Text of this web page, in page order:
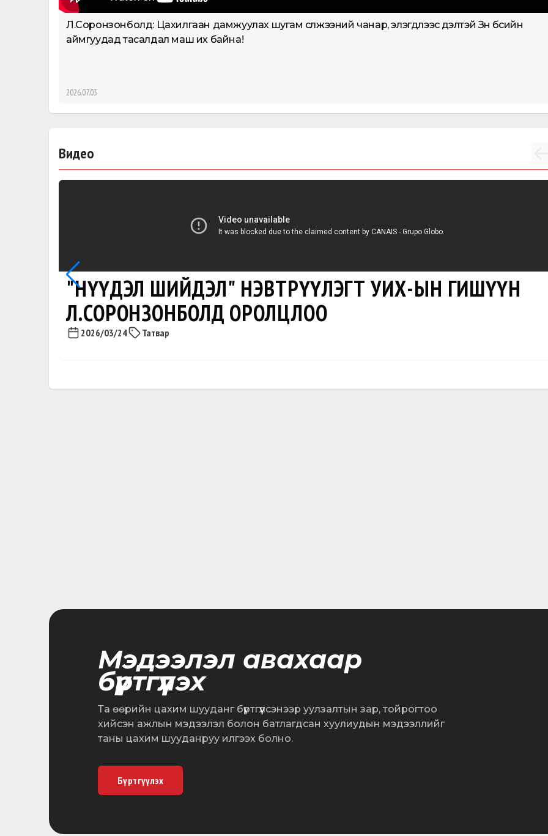
Л.Соронзонболд: Цахилгаан дамжуулах шугам сүлжээний чанар, элэгдлээс үүдэлтэй Зүүн бүсийн
аймгуудад тасалдал маш их байна!
2026.07.03
Видео
"НҮҮДЭЛ ШИЙДЭЛ" НЭВТРҮҮЛЭГТ УИХ-ЫН ГИШҮҮН
Л.СОРОНЗОНБОЛД ОРОЛЦЛОО
2026/03/24 Татвар
Мэдээлэл авахаар
бүртгүүлэх
Та өөрийн цахим шууданг бүртгүүлсэнээр уулзалтын зар, тойрогтоо
хийсэн ажлын мэдээлэл болон батлагдсан хуулиудын мэдээллийг
таны цахим шууданруу илгээх болно.
Бүртгүүлэх